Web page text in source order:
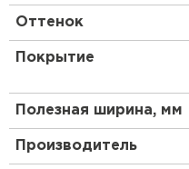
Оттенок
Покрытие
Полезная ширина, мм
Производитель